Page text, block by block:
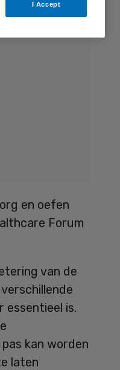
en oefen
Forum
van de
essentieel is.
kan worden
laten
I Accept